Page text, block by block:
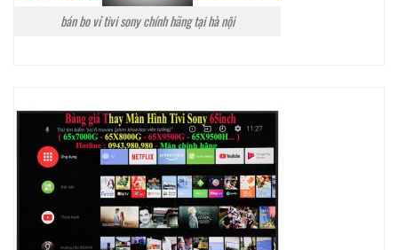
bán bo vỉ tivi sony chính hãng tại hà nội